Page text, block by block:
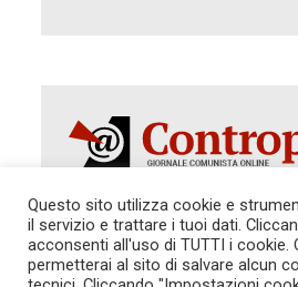
Autorizzazione del Tribunale di Roma
dicembre 2014. Direttore Responsabile:
Cararo. Indirizzo: V.Casalbruciato 27-
Questo sito utilizza cookie e
il servizio e trattare i tuoi dati.
acconsenti all'uso di TUTTI i cookie.
permetterai al sito di salvare alcun